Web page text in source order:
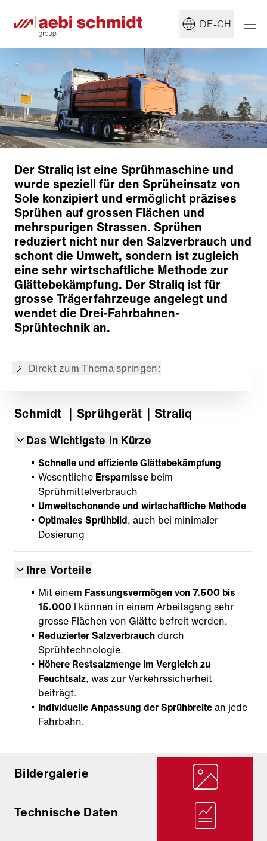
DE-CH
Der Straliq ist eine Sprühmaschine und
wurde speziell für den Sprüheinsatz von
Sole konzipiert und ermöglicht präzises
Sprühen auf grossen Flächen und
mehrspurigen Strassen. Sprühen
reduziert nicht nur den Salzverbrauch und
schont die Umwelt, sondern ist zugleich
eine sehr wirtschaftliche Methode zur
Glättebekämpfung. Der Straliq ist für
grosse Trägerfahrzeuge angelegt und
wendet die Drei-Fahrbahnen-
Sprühtechnik an.
Direkt zum Thema springen:
Konzept
Dosier- und Verteilersystem
Antriebssystem
Zurück zur Übersicht
Schmidt ｜Sprühgerät ｜Straliq
Das Wichtigste in Kürze
Schnelle und effiziente Glättebekämpfung
Wesentliche Ersparnisse beim
Sprühmittelverbrauch
Umweltschonende und wirtschaftliche Methode
Optimales Sprühbild, auch bei minimaler
Dosierung
Ihre Vorteile
Mit einem Fassungsvermögen von 7.500 bis
15.000 l können in einem Arbeitsgang sehr
grosse Flächen von Glätte befreit werden.
Reduzierter Salzverbrauchdurch
Sprühtechnologie.
Höhere Restsalzmenge im Vergleich zu
Feuchtsalz, was zur Verkehrssicherheit
beiträgt.
Individuelle Anpassung der Sprühbreitean jede
Fahrbahn.
Bildergalerie
Technische Daten